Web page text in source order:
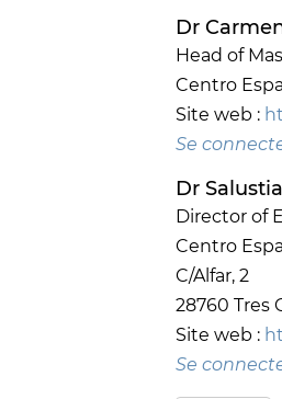
Dr
Head of
Centro
Site web :
Se
Dr
Director of
Centro
C/Alfar, 2
28760 Tres
Site web :
Se